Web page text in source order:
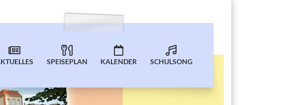
SPEISEPLAN KALENDER SCHULSONG